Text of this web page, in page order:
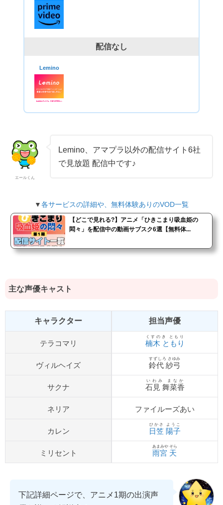
配信なし
Lemino
エールくん
Lemino、アマプラ以外の配信サイト6社
で見放題 配信中です♪
▼各サービスの詳細や、無料体験ありのVOD一覧
【どこで見れる?】アニメ「ひきこまり吸血姫の
悶々」を配信中の動画サブスク6選【無料体...
主な声優キャスト
キャラクター 担当声優
テラコマリ 楠木 ともり
くすのき ともり
ヴィルヘイズ 鈴代 紗弓
すずしろ さゆみ
サクナ 石見 舞菜香
いわみ まなか
ネリア ファイルーズあい
カレン 日笠 陽子
ひかさ ようこ
ミリセント 雨宮 天
あまみや そら
下記詳細ページで、アニメ1期の出演声